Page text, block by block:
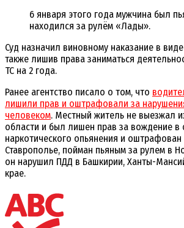
6 января этого года мужчина был
находился за рулём «Лады».
Суд назначил виновному наказание в
также лишив права заниматься
ТС на 2 года.
Ранее агентство писало о том, что
лишили прав и оштрафовали за
человеком. Местный житель не выезжал
области и был лишен прав за вождение в
наркотического опьянения и оштрафован
Ставрополье, пойман пьяным за рулем в
он нарушил ПДД в Башкирии, Ханты-
крае.